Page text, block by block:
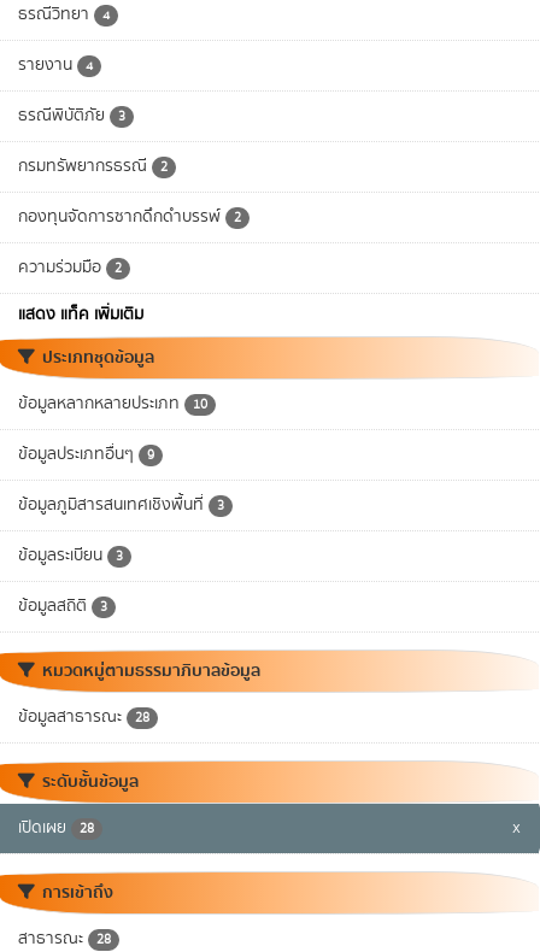
ธรณีวิทยา 4
รายงาน 4
ธรณีพิบัติภัย 3
กรมทรัพยากรธรณี 2
กองทุนจัดการซากดึกดำบรรพ์ 2
ความร่วมมือ 2
แสดง แท็ค เพิ่มเติม
ประเภทชุดข้อมูล
ข้อมูลหลากหลายประเภท 10
ข้อมูลประเภทอื่นๆ 9
ข้อมูลภูมิสารสนเทศเชิงพื้นที่ 3
ข้อมูลระเบียน 3
ข้อมูลสถิติ 3
หมวดหมู่ตามธรรมาภิบาลข้อมูล
ข้อมูลสาธารณะ 28
ระดับชั้นข้อมูล
เปิดเผย 28 x
การเข้าถึง
สาธารณะ 28